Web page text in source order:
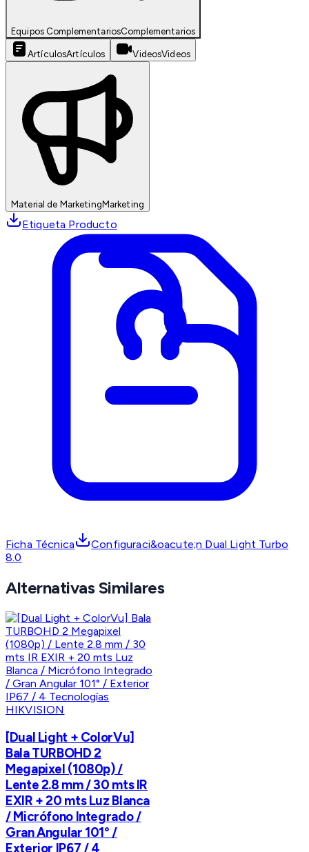
Equipos ComplementariosComplementarios
ArtículosArtículos VideosVideos
Material de MarketingMarketing
Etiqueta Producto
Ficha Técnica
Configuraci&oacute;n Dual Light Turbo
8.0
Alternativas Similares
HIKVISION
[Dual Light + ColorVu]
Bala TURBOHD 2
Megapixel (1080p) /
Lente 2.8 mm / 30 mts IR
EXIR + 20 mts Luz Blanca
/ Micrófono Integrado /
Gran Angular 101° /
Exterior IP67 / 4